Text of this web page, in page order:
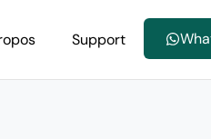
Support